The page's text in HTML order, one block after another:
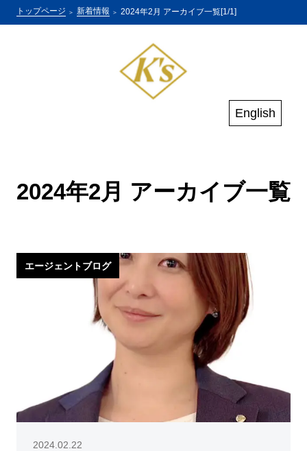
English
トップページ 新着情報 2024年2月 アーカイブ一覧[1/1]
2024年2月 アーカイブ一覧
2024.02.22
エージェントブログ